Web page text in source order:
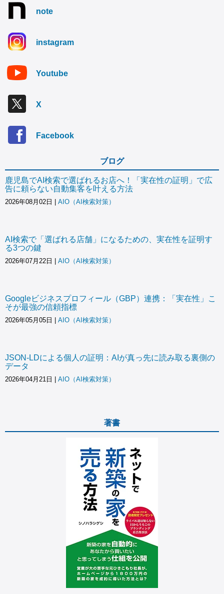
note
instagram
Youtube
X
Facebook
ブログ
鹿児島でAI検索で選ばれるお店へ！「実在性の証明」で広
告に頼らない自動集客を叶える方法
2026年08月02日 AIO（AI検索対策）
AI検索で「選ばれる店舗」になるための、実在性を証明す
る3つの鍵
2026年07月22日 AIO（AI検索対策）
Googleビジネスプロフィール（GBP）連携：「実在性」こ
そが最強の信頼指標
2026年05月05日 AIO（AI検索対策）
JSON-LDによる個人の証明：AIが真っ先に読み取る裏側の
データ
2026年04月21日 AIO（AI検索対策）
著書